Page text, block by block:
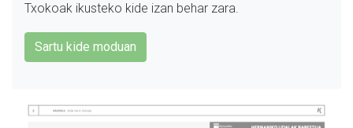
Txokoak ikusteko kide izan behar zara.
Sartu kide moduan